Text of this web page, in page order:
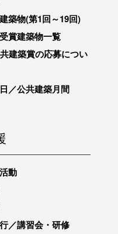
築物(第1回～19回)
賞建築物一覧
建築賞の応募につい
／公共建築月間
動
／講習会・研修